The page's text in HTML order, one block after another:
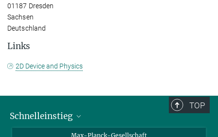
01187 Dresden
Sachsen
Deutschland
Links
2D Device and Physics
TOP
Schnelleinstieg
Ansprechpartner*innenMax-Planck-Gesellschaft